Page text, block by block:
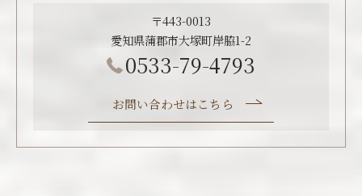
〒443-0013
愛知県蒲郡市大塚町岸脇1-2
0533-79-4793
お問い合わせはこちら